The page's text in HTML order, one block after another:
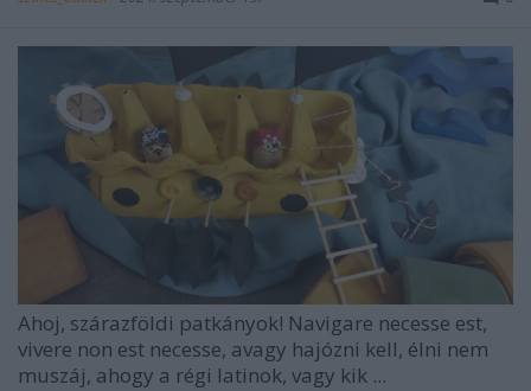
Ahoj, szárazföldi patkányok! Navigare necesse est,
vivere non est necesse, avagy hajózni kell, élni nem
muszáj, ahogy a régi latinok, vagy kik ...